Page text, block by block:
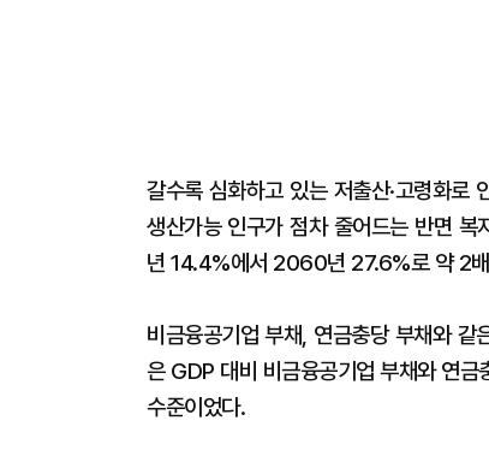
갈수록 심화하고 있는 저출산·고령화로
생산가능 인구가 점차 줄어드는 반면
년 14.4%에서 2060년 27.6%로 약 2배
비금융공기업 부채, 연금충당 부채와
은 GDP 대비 비금융공기업 부채와 연금
수준이었다.